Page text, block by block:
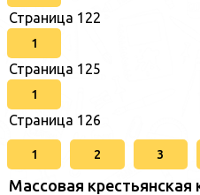
Страница 122
1
Страница 125
1
Страница 126
1 2 3
Массовая крестьянская